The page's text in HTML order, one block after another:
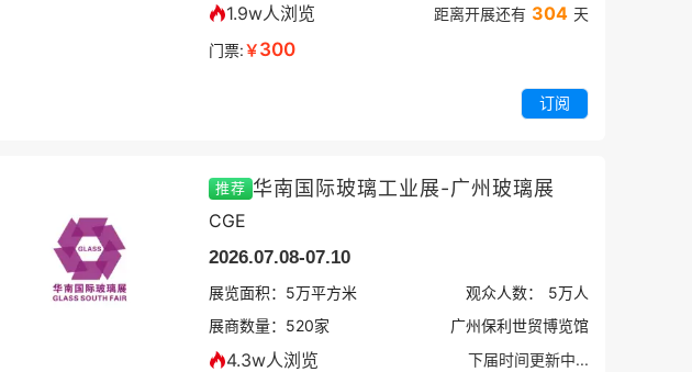
1.9w人浏览 距离开展还有 304 天
门票:￥300
订阅
推荐 华南国际玻璃工业展-广州玻璃展
CGE
2026.07.08-07.10
展览面积： 5万平方米 观众人数： 5万人
展商数量： 520家 广州保利世贸博览馆
4.3w人浏览
下届时间更新中...